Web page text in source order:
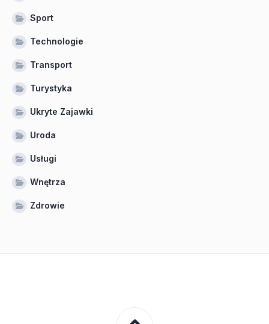
Sport
Technologie
Transport
Turystyka
Ukryte Zajawki
Uroda
Usługi
Wnętrza
Zdrowie